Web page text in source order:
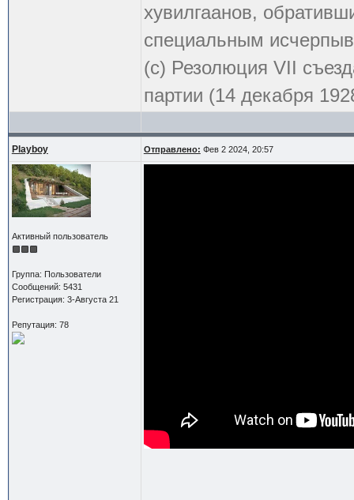
хувилгаанов,
специальным
(с) Резолюция VII
партии (14 декабря
Playboy Отправлено: Фев 2 2024, 20:57
Активный пользователь
Группа: Пользователи
Сообщений: 5431
Регистрация: 3-Августа 21
Репутация: 78